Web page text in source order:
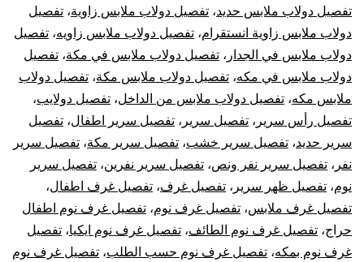
تفصيل دولاب ملابس حديد، تفصيل دولاب ملابس زاوية، تفصيل
دولاب ملابس زاوية انستقرام، تفصيل دولاب ملابس زاويه، تفصيل
دولاب ملابس في الجدار ، تفصيل دولاب ملابس في مكة، تفصيل
دولاب ملابس في مكه، تفصيل دولاب ملابس مكة، تفصيل دولاب
ملابس مكه، تفصيل دولاب ملابس من الداخل، تفصيل دولايب،
تفصيل رأس سرير ، تفصيل سرير ، تفصيل سرير اطفال، تفصيل
سرير حديد، تفصيل سرير خشب، تفصيل سرير مكة، تفصيل سرير
نفر ، تفصيل سرير نفر ونص، تفصيل سرير نفرين، تفصيل سرير
نوم، تفصيل ظهر سرير ، تفصيل غرف، تفصيل غرف اطفال،
تفصيل غرف ملابس، تفصيل غرف نوم، تفصيل غرف نوم اطفال
حراج، تفصيل غرف نوم الطائف، تفصيل غرف نوم ايكيا، تفصيل
غرف نوم بمكه، تفصيل غرف نوم حسب الطلب، تفصيل غرف نوم